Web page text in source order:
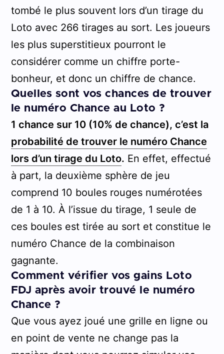
tombé le plus souvent lors d’un tirage du
Loto avec 266 tirages au sort. Les joueurs
les plus superstitieux pourront le
considérer comme un chiffre porte-
bonheur, et donc un chiffre de chance.
Quelles sont vos chances de trouver
le numéro Chance au Loto ?
1 chance sur 10 (10% de chance), c’est la
probabilité de trouver le numéro Chance
lors d’un tirage du Loto. En effet, effectué
à part, la deuxième sphère de jeu
comprend 10 boules rouges numérotées
de 1 à 10. À l’issue du tirage, 1 seule de
ces boules est tirée au sort et constitue le
numéro Chance de la combinaison
gagnante.
Comment vérifier vos gains Loto
FDJ après avoir trouvé le numéro
Chance ?
Que vous ayez joué une grille en ligne ou
en point de vente ne change pas la